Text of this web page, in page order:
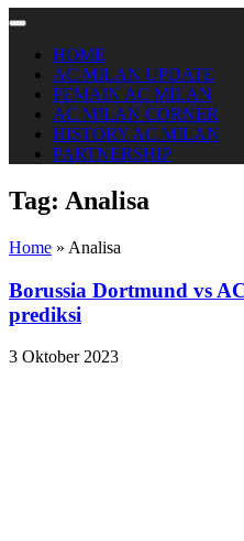
HOME
AC MILAN UPDATE
PEMAIN AC MILAN
AC MILAN CORNER
HISTORY AC MILAN
PARTNERSHIP
Tag: Analisa
Home » Analisa
Borussia Dortmund vs
prediksi
3 Oktober 2023